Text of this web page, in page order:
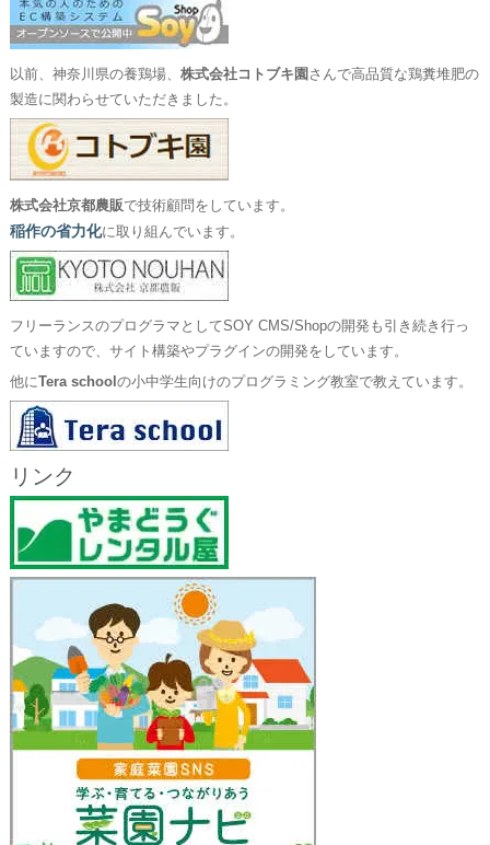
以前、神奈川県の養鶏場、 株式会社コトブキ園 さんで高品質な鶏糞堆肥の
製造に関わらせていただきました。
株式会社京都農販で技術顧問をしています。
稲作の省力化に取り組んでいます。
フリーランスのプログラマとしてSOY CMS/Shopの開発も引き続き行っ
ていますので、サイト構築やプラグインの開発をしています。
他にTera school の小中学生向けのプログラミング教室で教えています。
リンク